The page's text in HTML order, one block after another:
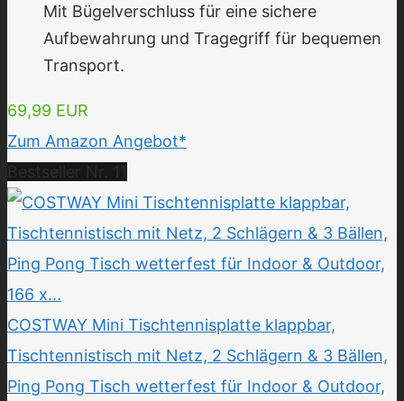
Mit Bügelverschluss für eine sichere
Aufbewahrung und Tragegriff für bequemen
Transport.
69,99 EUR
Zum Amazon Angebot*
COSTWAY Mini Tischtennisplatte klappbar,
Tischtennistisch mit Netz, 2 Schlägern & 3 Bällen,
Ping Pong Tisch wetterfest für Indoor & Outdoor,